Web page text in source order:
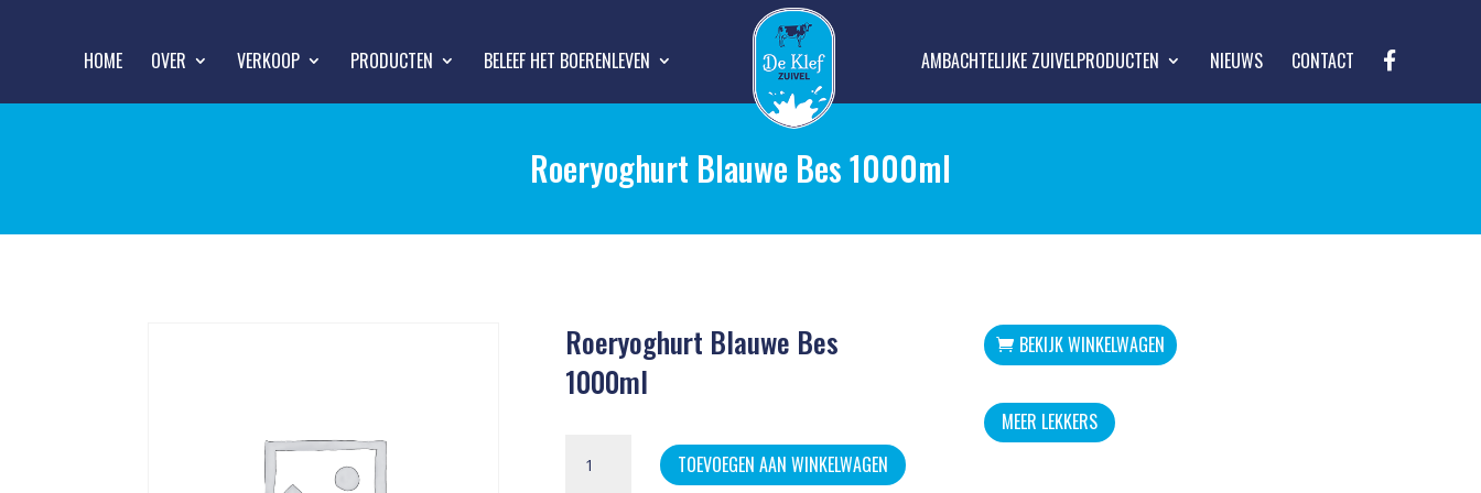
HOME OVER VERKOOP PRODUCTEN BELEEF HET BOERENLEVEN AMBACHTELIJKE ZUIVELPRODUCTEN NIEUWS CONTACT F
E
Roeryoghurt Blauwe Bes 1000ml
Roeryoghurt Blauwe Bes
1000ml
Roeryoghurt
Blauwe
TOEVOEGEN AAN WINKELWAGEN
BEKIJK WINKELWAGEN
MEER LEKKERS